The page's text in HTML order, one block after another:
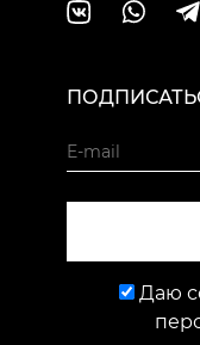
Даю